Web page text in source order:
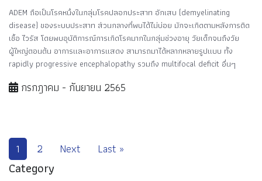
ADEM ถือเป็นโรคหนึ่งในกลุ่มโรคปลอกประสาท อักเสบ (demyelinating
disease) ของระบบประสาท ส่วนกลางที่พบได้ไม่บ่อย มักจะเกิดตามหลังการติด
เชื้อ ไวรัส โดยพบอุบัติการณ์การเกิดโรคมากในกลุ่มช่วงอายุ วัยเด็กจนถึงวัย
ผู้ใหญ่ตอนต้น อาการและอาการแสดง สามารถมาได้หลากหลายรูปแบบ ทั้ง
rapidly progressive encephalopathy รวมถึง multifocal deficit อื่นๆ
กรกฎาคม - กันยายน 2565
1 2 Next Last »
Category